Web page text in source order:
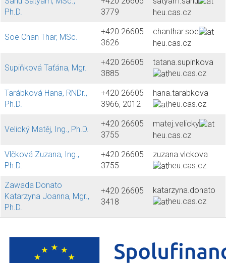
Ph.D.
3779
heu.cas.cz
Soe Chan Thar, MSc.
+420 26605
3626
chanthar.soe
heu.cas.cz
Supiňková Taťána, Mgr.
+420 26605
3885
tatana.supinkova
heu.cas.cz
Tarábková Hana, RNDr.,
Ph.D.
+420 26605
3966, 2012
hana.tarabkova
heu.cas.cz
Velický Matěj, Ing., Ph.D.
+420 26605
3755
matej.velicky
heu.cas.cz
Vlčková Zuzana, Ing.,
Ph.D.
+420 26605
3755
zuzana.vlckova
heu.cas.cz
Zawada Donato
Katarzyna Joanna, Mgr.,
Ph.D.
+420 26605
3418
katarzyna.donato
heu.cas.cz